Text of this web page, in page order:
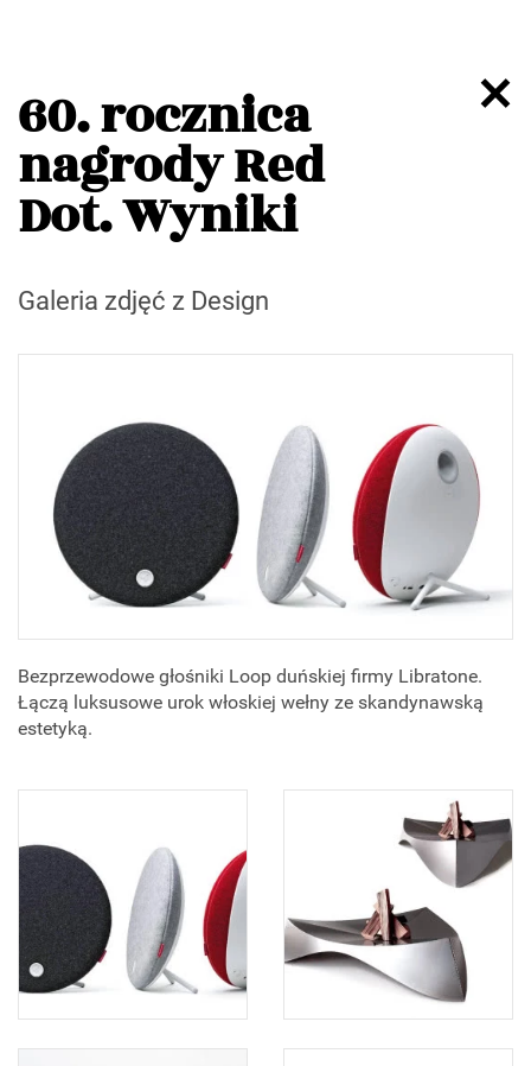
60. rocznica
nagrody Red
Dot. Wyniki
Galeria zdjęć z Design
Bezprzewodowe głośniki Loop duńskiej firmy Libratone.
Łączą luksusowe urok włoskiej wełny ze skandynawską
estetyką.